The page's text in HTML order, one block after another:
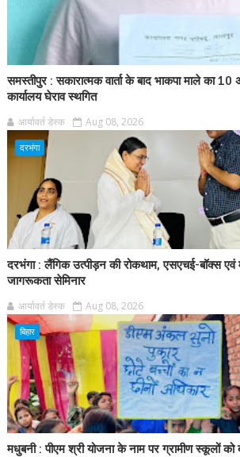
समस्तीपुर : सकारात्मक वार्ता के बाद भाकपा माले का
कार्यालय घेराव स्थगित
आर्यावर्त डेस्क Aug 08, 2026
दरभंगा
दरभंगा : लैंगिक उत्पीड़न की रोकथाम, एसएचई-बॉक्स एवं
जागरूकता सेमिनार
आर्यावर्त डेस्क Aug 08, 2026
बिहार
मधुबनी : पीएम श्री योजना के नाम पर ग्रामीण स्कूलों को